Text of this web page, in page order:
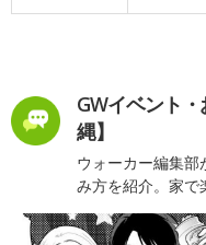
GWイベント
縄】
ウォーカー編集部
み方を紹介。家で